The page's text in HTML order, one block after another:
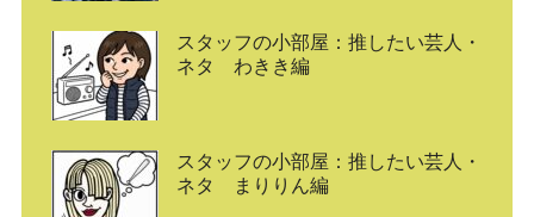
スタッフの小部屋：推したい芸人・
ネタ わきき編
スタッフの小部屋：推したい芸人・
ネタ まりりん編